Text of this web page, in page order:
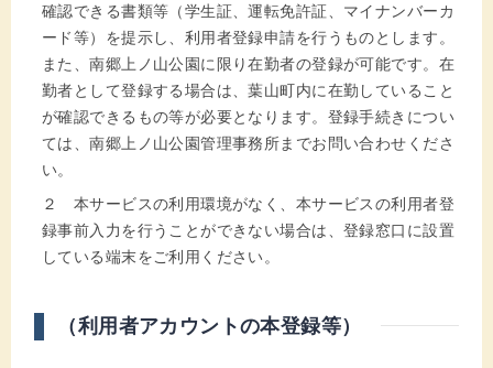
確認できる書類等（学生証、運転免許証、マイナンバーカ
ード等）を提示し、利用者登録申請を行うものとします。
また、南郷上ノ山公園に限り在勤者の登録が可能です。在
勤者として登録する場合は、葉山町内に在勤していること
が確認できるもの等が必要となります。登録手続きについ
ては、南郷上ノ山公園管理事務所までお問い合わせくださ
い。
２ 本サービスの利用環境がなく、本サービスの利用者登
録事前入力を行うことができない場合は、登録窓口に設置
している端末をご利用ください。
（利用者アカウントの本登録等）